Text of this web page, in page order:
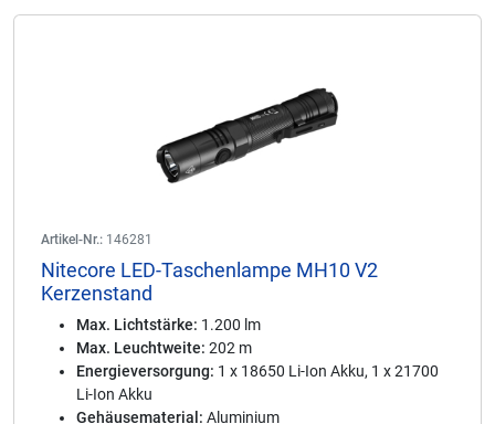
Artikel-Nr.: 146281
Nitecore LED-Taschenlampe MH10 V2
Kerzenstand
Max. Lichtstärke: 1.200 lm
Max. Leuchtweite: 202 m
Energieversorgung: 1 x 18650 Li-Ion Akku, 1 x 21700
Li-Ion Akku
Gehäusematerial: Aluminium